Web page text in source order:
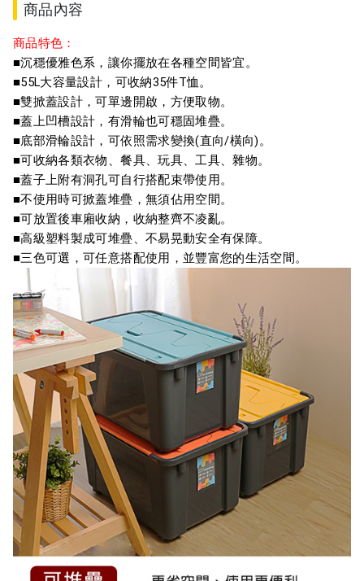
商品內容
商品特色：
■沉穩優雅色系， 讓你擺放在各種空間皆宜。
■55L大容量設計，可收納35件T恤。
■雙掀蓋設計，可單邊開啟，方便取物。
■蓋上凹槽設計，有滑輪也可穩固堆疊。
■底部滑輪設計，可依照需求變換(直向/橫向)。
■可收納各類衣物、餐具、玩具、工具、雜物。
■蓋子上附有洞孔可自行搭配束帶使用。
■不使用時可掀蓋堆疊，無須佔用空間。
■可放置後車廂收納，收納整齊不凌亂。
■高級塑料製成可堆疊、不易晃動安全有保障。
■三色可選，可任意搭配使用，並豐富您的生活空間。